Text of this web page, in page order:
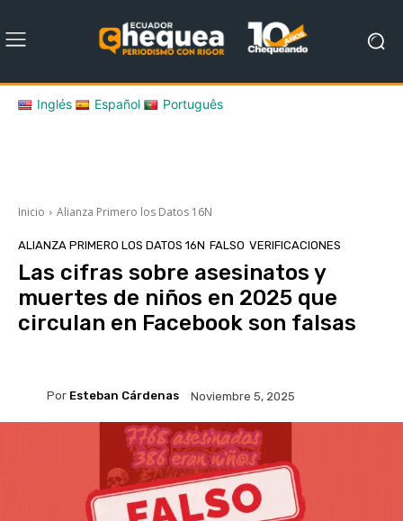
Inglés Español Português
Inicio Alianza Primero los Datos 16N
ALIANZA PRIMERO LOS DATOS 16N FALSO VERIFICACIONES
Las cifras sobre asesinatos y
muertes de niños en 2025 que
circulan en Facebook son falsas
Por Esteban Cárdenas Noviembre 5, 2025